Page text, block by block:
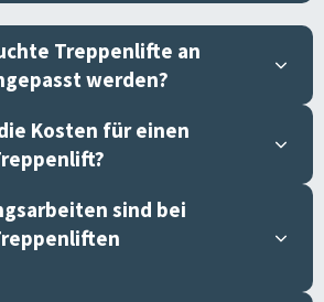
Treppenlifte an
werden?
Kosten für einen
sind bei